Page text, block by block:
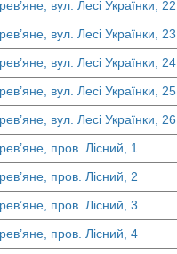
вул. Лесі Українки, 22
вул. Лесі Українки, 23
вул. Лесі Українки, 24
вул. Лесі Українки, 25
вул. Лесі Українки, 26
пров. Лісний, 1
пров. Лісний, 2
пров. Лісний, 3
пров. Лісний, 4